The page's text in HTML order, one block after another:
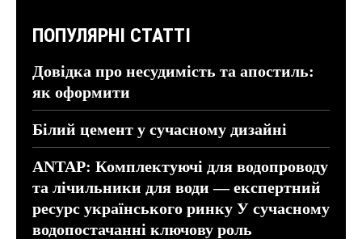
ПОПУЛЯРНІ СТАТТІ
Довідка про несудимість та апостиль:
як оформити
Білий цемент у сучасному дизайні
ANTAP: Комплектуючі для водопроводу
та лічильники для води — експертний
ресурс українського ринку У сучасному
водопостачанні ключову роль